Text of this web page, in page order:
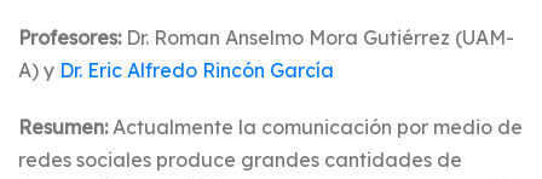
Profesores: Dr. Roman Anselmo Mora Gutiérrez (UAM-
A) y Dr. Eric Alfredo Rincón Garcí­a
Resumen:Actualmente la comunicación por medio de
redes sociales produce grandes cantidades de